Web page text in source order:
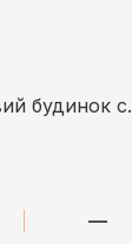
будинок с.
—